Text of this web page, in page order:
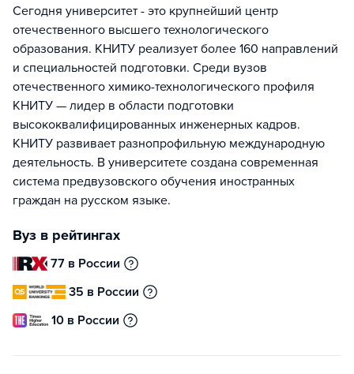
Сегодня университет - это крупнейший центр
отечественного высшего технологического
образования. КНИТУ реализует более 160 направлений
и специальностей подготовки. Среди вузов
отечественного химико-технологического профиля
КНИТУ — лидер в области подготовки
высококвалифицированных инженерных кадров.
КНИТУ развивает разнопрофильную международную
деятельность. В университете создана современная
система предвузовского обучения иностранных
граждан на русском языке.
Вуз в рейтингах
77 в России
35 в России
10 в России